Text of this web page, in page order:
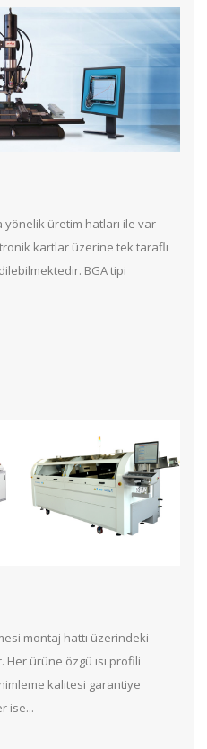
yönelik üretim hatları ile var
kartlar üzerine tek taraflı
BGA tipi
montaj hattı üzerindeki
ürüne özgü ısı profili
kalitesi garantiye
ise...